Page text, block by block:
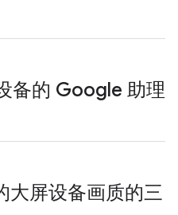
备的 Google 助理
大屏设备画质的三